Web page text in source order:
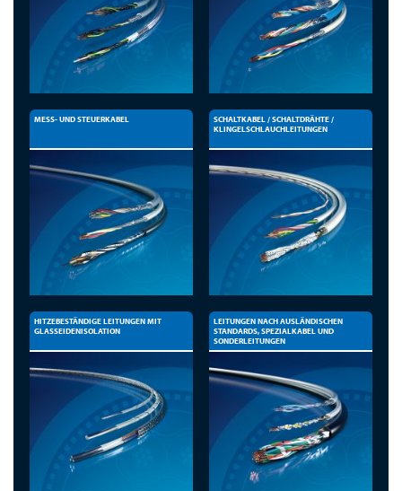
MESS- UND STEUERKABEL
SCHALTKABEL / SCHALTDRÄHTE /
KLINGELSCHLAUCHLEITUNGEN
HITZEBESTÄNDIGE LEITUNGEN MIT
GLASSEIDENISOLATION
LEITUNGEN NACH AUSLÄNDISCHEN
STANDARDS, SPEZIALKABEL UND
SONDERLEITUNGEN